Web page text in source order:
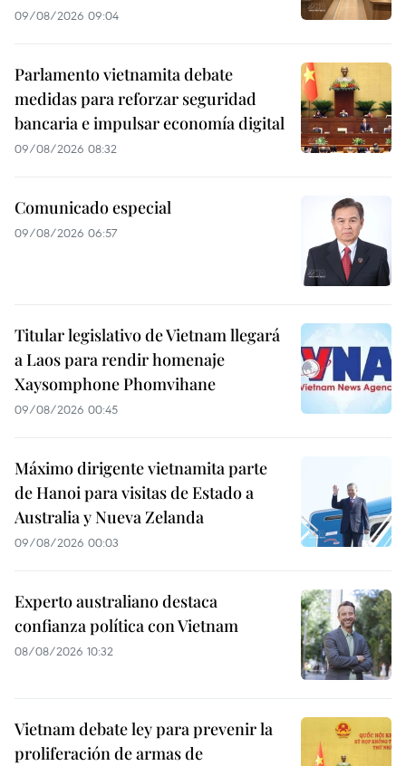
09/08/2026 09:04
Parlamento vietnamita debate
medidas para reforzar seguridad
bancaria e impulsar economía digital
09/08/2026 08:32
Comunicado especial
09/08/2026 06:57
Titular legislativo de Vietnam llegará
a Laos para rendir homenaje
Xaysomphone Phomvihane
09/08/2026 00:45
Máximo dirigente vietnamita parte
de Hanoi para visitas de Estado a
Australia y Nueva Zelanda
09/08/2026 00:03
Experto australiano destaca
confianza política con Vietnam
08/08/2026 10:32
Vietnam debate ley para prevenir la
proliferación de armas de